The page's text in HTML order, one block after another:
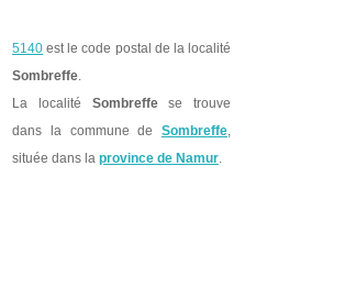
5140 est le code postal de la localité
Sombreffe.
La localité Sombreffese trouve
dans la commune de Sombreffe,
située dans la province de Namur.